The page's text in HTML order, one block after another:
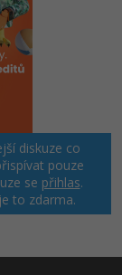
diskuze co
pouze
se přihlas.
to zdarma.